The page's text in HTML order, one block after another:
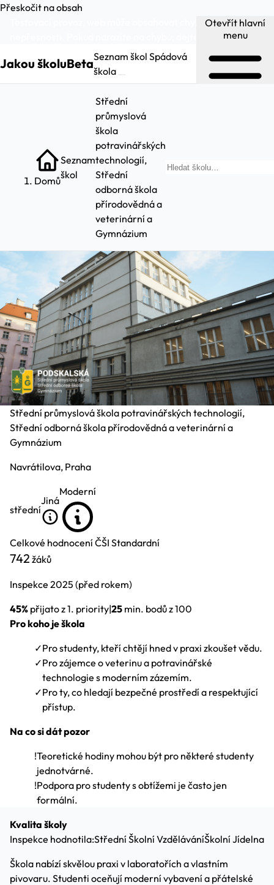
Přeskočit na obsah
Testovací provoz, web může obsahovat chyby a
dejte nám vědět.
Jakou školuBetaSeznam škol Spádová
škola
Otevřít hlavní
menu
Domů
Seznam
škol
Střední
průmyslová
škola
potravinářských
technologií,
Střední
odborná škola
přírodovědná a
veterinární a
Gymnázium
Střední průmyslová škola potravinářských technologií,
Střední odborná škola přírodovědná a veterinární a
Gymnázium
Navrátilova, Praha
střední
Jiná
Moderní
Celkové hodnocení ČŠI Standardní
742 žáků
Inspekce 2025 (před rokem)
45% přijato z 1. priority|25 min. bodů z 100
Pro koho je škola
✓Pro studenty, kteří chtějí hned v praxi zkoušet vědu.
✓Pro zájemce o veterinu a potravinářské
technologie s moderním zázemím.
✓Pro ty, co hledají bezpečné prostředí a respektující
přístup.
Na co si dát pozor
!Teoretické hodiny mohou být pro některé studenty
jednotvárné.
!Podpora pro studenty s obtížemi je často jen
formální.
Kvalita školy
Inspekce hodnotila:Střední Školní VzděláváníŠkolní Jídelna
Škola nabízí skvělou praxi v laboratořích a vlastním
pivovaru. Studenti oceňují moderní vybavení a přátelské